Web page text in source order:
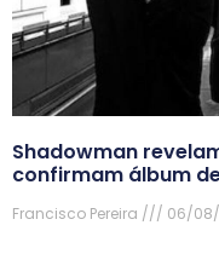
Shadowman
confirmam álbum
Francisco Pereira 06/